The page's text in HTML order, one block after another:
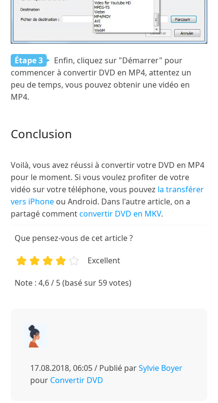
Étape 3
Enfin, cliquez sur "Démarrer" pour
commencer à convertir DVD en MP4, attentez un
peu de temps, vous pouvez obtenir une vidéo en
MP4.
Conclusion
Voilà, vous avez réussi à convertir votre DVD en MP4
pour le moment. Si vous voulez profiter de votre
vidéo sur votre téléphone, vous pouvez la transférer
vers iPhone ou Android. Dans l'autre article, on a
partagé commentconvertir DVD en MKV.
Que pensez-vous de cet article ?
1 3 4
Excellent
Note : 4,6 / 5 (basé sur 59 votes)
17.08.2018, 06:05 / Publié parSylvie Boyer
pour Convertir DVD